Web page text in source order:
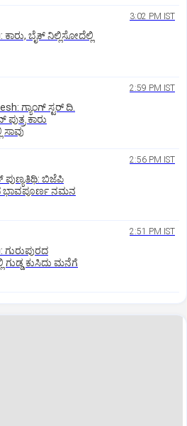
3:02 PM IST
ಕಾರು, ಬೈಕ್‌ ನಿಲ್ಲಿಸೋದೆಲ್ಲಿ
2:59 PM IST
ಗ್ಯಾಂಗ್ ಸ್ಟರ್‌ ದಿ.
ಕಾರು
2:56 PM IST
ಪುಣ್ಯತಿಥಿ: ಬಿಜೆಪಿ
ಭಾವಪೂರ್ಣ ನಮನ
2:51 PM IST
ಗುರುಪುರದ
ಕುಸಿದು ಮನೆಗೆ